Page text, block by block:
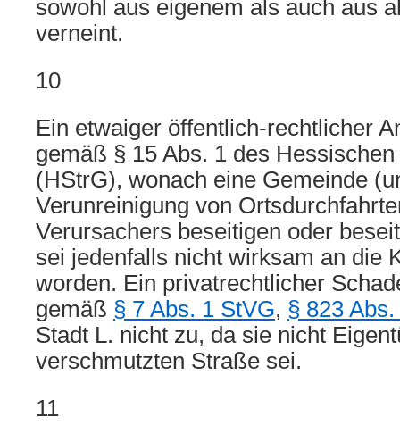
sowohl aus eigenem als auch aus
verneint.
10
Ein etwaiger öffentlich-rechtlicher
gemäß § 15 Abs. 1 des
(HStrG), wonach eine Gemeinde
Verunreinigung von
Verursachers beseitigen oder
sei jedenfalls nicht wirksam an die
worden. Ein privatrechtlicher
gemäß § 7 Abs. 1 StVG, § 823
Stadt L. nicht zu, da sie nicht
verschmutzten Straße sei.
11